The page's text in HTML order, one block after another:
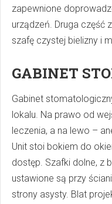
zapewnione
urządzeń. Druga część
szafę czystej bielizny i
GABINET
Gabinet
lokalu. Na prawo od
leczenia, a na lewo –
Unit stoi bokiem do
dostęp. Szafki dolne, z
ustawione są przy
strony asysty. Blat